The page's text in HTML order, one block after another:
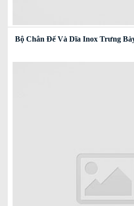
Read
Bộ Chân Đế Và Dĩa Inox Trưng